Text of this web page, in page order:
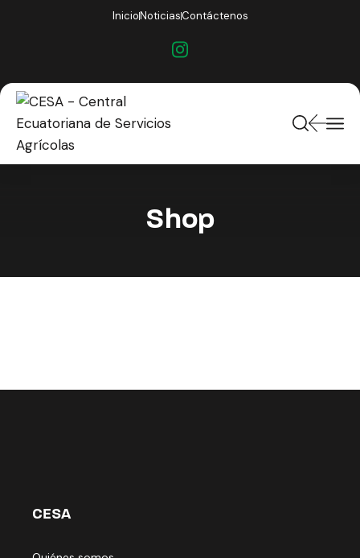
InicioNoticiasContáctenos
Shop
CESA